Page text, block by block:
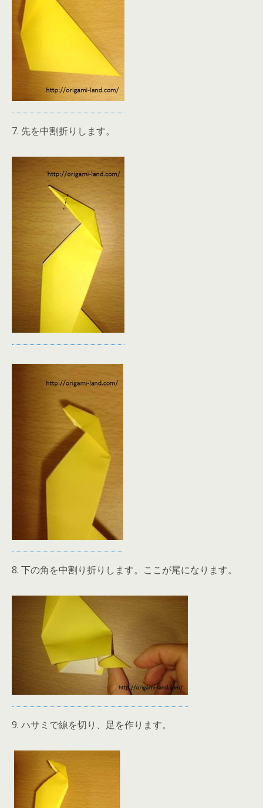
7. 先を中割折りします。
8. 下の角を中割り折りします。ここが尾になります。
9. ハサミで線を切り、足を作ります。